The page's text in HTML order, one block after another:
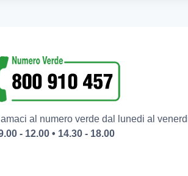
al numero verde dal lunedi al
- 12.00 • 14.30 - 18.00